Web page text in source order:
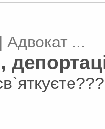
Адвокат ...